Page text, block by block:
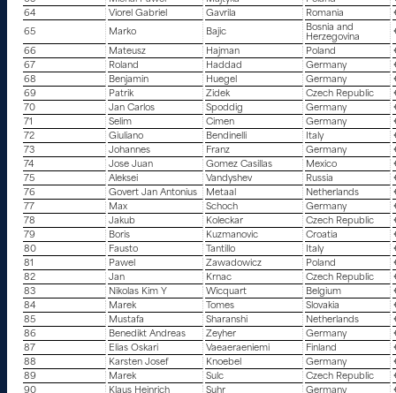
64
Viorel Gabriel Gavrila Romania
65
Marko Bajic
Bosnia and
Herzegovina
66
Mateusz Hajman Poland
67
Roland Haddad Germany
68
Benjamin Huegel Germany
69
Patrik Zidek Czech Republic
70
Jan Carlos Spoddig Germany
71
Selim Cimen Germany
72
Giuliano Bendinelli Italy
73
Johannes Franz Germany
74
Jose Juan Gomez Casillas Mexico
75
Aleksei Vandyshev Russia
76
Govert Jan Antonius Metaal Netherlands
77
Max Schoch Germany
78
Jakub Koleckar Czech Republic
79
Boris Kuzmanovic Croatia
80
Fausto Tantillo Italy
81
Pawel Zawadowicz Poland
82
Jan Krnac Czech Republic
83
Nikolas Kim Y Wicquart Belgium
84
Marek Tomes Slovakia
85
Mustafa Sharanshi Netherlands
86
Benedikt Andreas Zeyher Germany
87
Elias Oskari Vaeaeraeniemi Finland
88
Karsten Josef Knoebel Germany
89
Marek Sulc Czech Republic
90
Klaus Heinrich Suhr Germany